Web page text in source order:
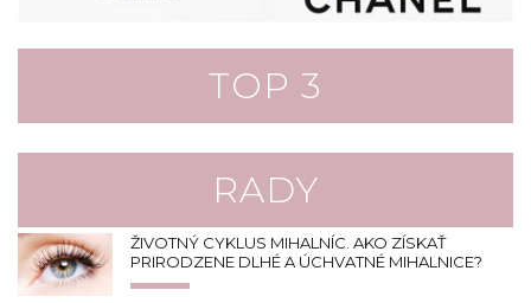
TOP 3
RADY
ŽIVOTNÝ CYKLUS MIHALNÍC. AKO ZÍSKAŤ
PRIRODZENE DLHÉ A ÚCHVATNÉ MIHALNICE?